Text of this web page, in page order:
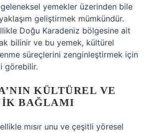
yemekler üzerinden bile
geliştirmek mümkündür.
Doğu Karadeniz bölgesine ait
bilinir ve bu yemek, kültürel
süreçlerini zenginleştirmek için
görebilir.
KÜLTÜREL VE
BAĞLAMI
mısır unu ve çeşitli yöresel